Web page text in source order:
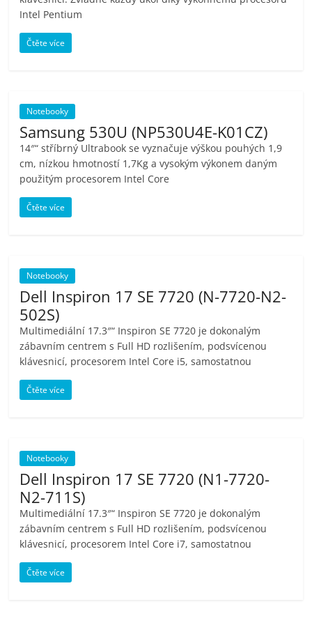
Intel Pentium
Čtěte více
Notebooky
Samsung 530U (NP530U4E-K01CZ)
14″“ stříbrný Ultrabook se vyznačuje výškou pouhých 1,9
cm, nízkou hmotností 1,7Kg a vysokým výkonem daným
použitým procesorem Intel Core
Čtěte více
Notebooky
Dell Inspiron 17 SE 7720 (N-7720-N2-
502S)
Multimediální 17.3″“ Inspiron SE 7720 je dokonalým
zábavním centrem s Full HD rozlišením, podsvícenou
klávesnicí, procesorem Intel Core i5, samostatnou
Čtěte více
Notebooky
Dell Inspiron 17 SE 7720 (N1-7720-
N2-711S)
Multimediální 17.3″“ Inspiron SE 7720 je dokonalým
zábavním centrem s Full HD rozlišením, podsvícenou
klávesnicí, procesorem Intel Core i7, samostatnou
Čtěte více